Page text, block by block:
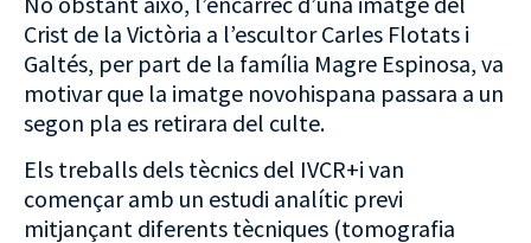
Crist de la Victòria a l’escultor Carles Flotats i
Galtés, per part de la família Magre Espinosa, va
motivar que la imatge novohispana passara a un
segon pla es retirara del culte.
Els treballs dels tècnics del IVCR+i van
començar amb un estudi analític previ
mitjançant diferents tècniques (tomografia